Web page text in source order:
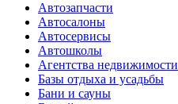
Автозапчасти
Автосалоны
Автосервисы
Автошколы
Агентства недвижимости
Базы отдыха и усадьбы
Бани и сауны